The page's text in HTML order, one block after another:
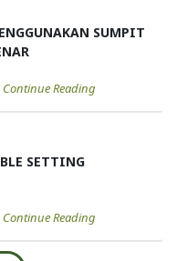
SUMPIT
Continue Reading
SETTING
Continue Reading